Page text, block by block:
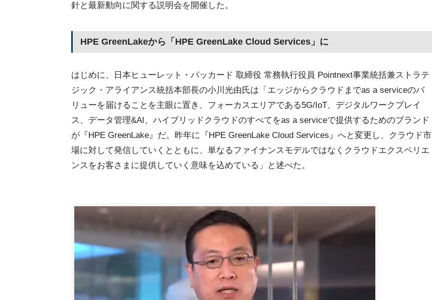
針と最新動向に関する説明会を開催した。
HPE GreenLakeから「HPE GreenLake Cloud Services」に
はじめに、日本ヒューレット・パッカード 取締役 常務執行役員 Pointnext事業統括兼ストラテ
ジック・アライアンス統括本部長の小川光由氏は「エッジからクラウドまでas a serviceのバ
リューを届けることを主眼に置き、フォーカスエリアである5G/IoT、デジタルワークプレイ
ス、データ管理&AI、ハイブリッドクラウドのすべてをas a serviceで提供するためのブランド
が『HPE GreenLake』だ。昨年に『HPE GreenLake Cloud Services』へと変更し、クラウド市
場に対して発信していくとともに、単なるファイナンスモデルではなくクラウドエクスペリエ
ンスをお客さまに提供していく意味を込めている」と述べた。